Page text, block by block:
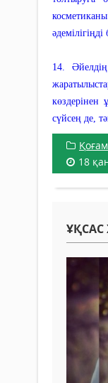
әдемілігіңді
14.
көздерінен
сүйсең де,
Қоғам
18